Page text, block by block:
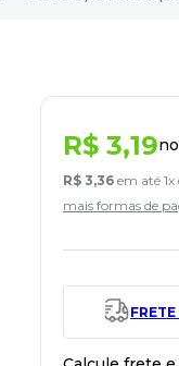
R$ 3,19
R$ 3,36 em até1x
mais formas de